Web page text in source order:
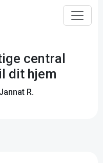
central
dit hjem
Jannat R.